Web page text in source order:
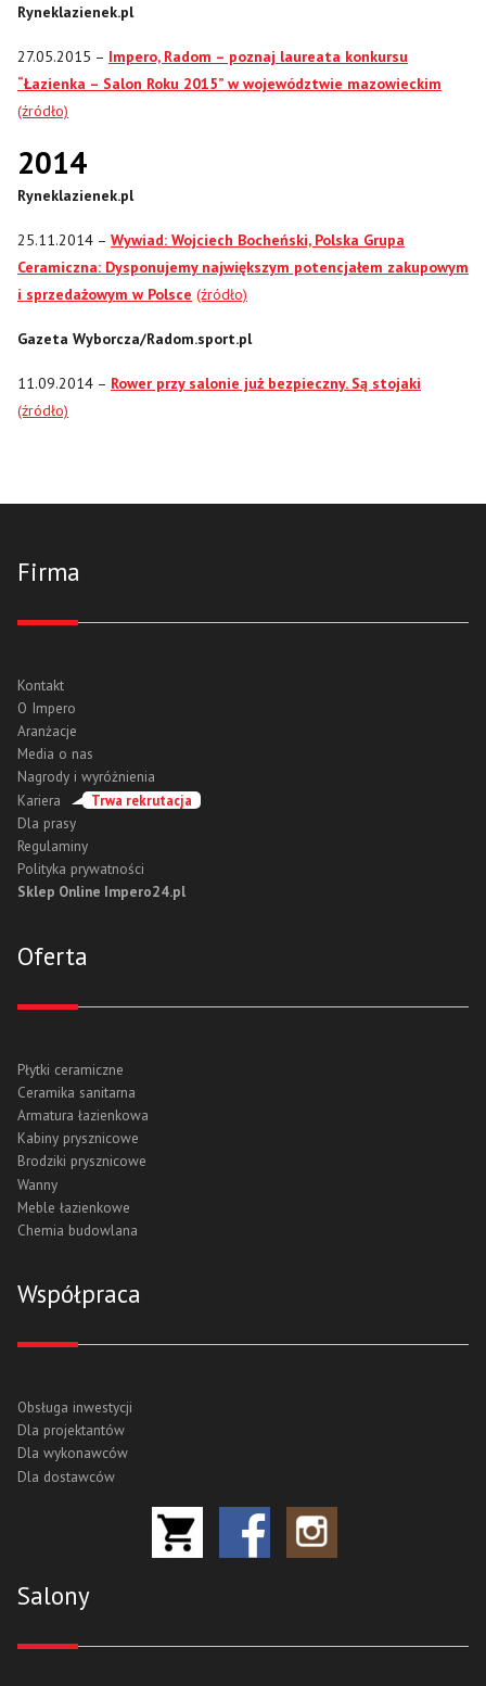
Ryneklazienek.pl
27.05.2015 – Impero, Radom – poznaj laureata konkursu
“Łazienka – Salon Roku 2015” w województwie mazowieckim
(źródło)
2014
Ryneklazienek.pl
25.11.2014 – Wywiad: Wojciech Bocheński, Polska Grupa
Ceramiczna: Dysponujemy największym potencjałem zakupowym
i sprzedażowym w Polsce (źródło)
Gazeta Wyborcza/Radom.sport.pl
11.09.2014 – Rower przy salonie już bezpieczny. Są stojaki
(źródło)
Firma
Kontakt
O Impero
Aranżacje
Media o nas
Nagrody i wyróżnienia
Kariera
Trwa rekrutacja
Dla prasy
Regulaminy
Polityka prywatności
Sklep Online Impero24.pl
Oferta
Płytki ceramiczne
Ceramika sanitarna
Armatura łazienkowa
Kabiny prysznicowe
Brodziki prysznicowe
Wanny
Meble łazienkowe
Chemia budowlana
Współpraca
Obsługa inwestycji
Dla projektantów
Dla wykonawców
Dla dostawców
Salony